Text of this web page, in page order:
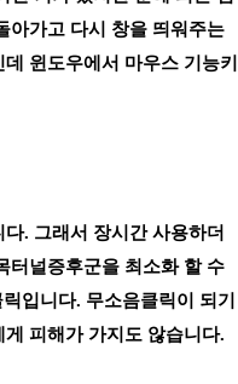
아가고 다시 창을 띄워주는
윈도우에서 마우스 기능키
. 그래서 장시간 사용하더
터널증후군을 최소화 할 수
입니다. 무소음클릭이 되기
피해가 가지도 않습니다.